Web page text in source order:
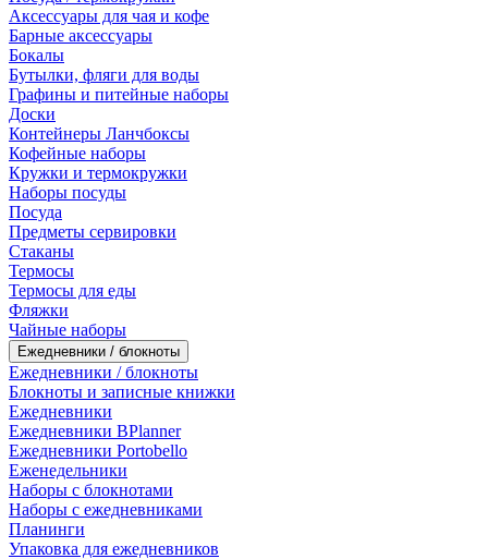
Аксессуары для чая и кофе
Барные аксессуары
Бокалы
Бутылки, фляги для воды
Графины и питейные наборы
Доски
Контейнеры Ланчбоксы
Кофейные наборы
Кружки и термокружки
Наборы посуды
Посуда
Предметы сервировки
Стаканы
Термосы
Термосы для еды
Фляжки
Чайные наборы
Ежедневники / блокноты
Ежедневники / блокноты
Блокноты и записные книжки
Ежедневники
Ежедневники BPlanner
Ежедневники Portobello
Еженедельники
Наборы с блокнотами
Наборы с ежедневниками
Планинги
Упаковка для ежедневников